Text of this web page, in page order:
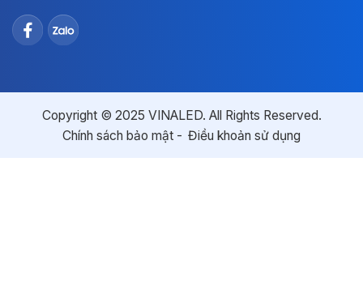
Copyright © 2025 VINALED. All Rights Reserved.
Chính sách bảo mật
Điều khoản sử dụng